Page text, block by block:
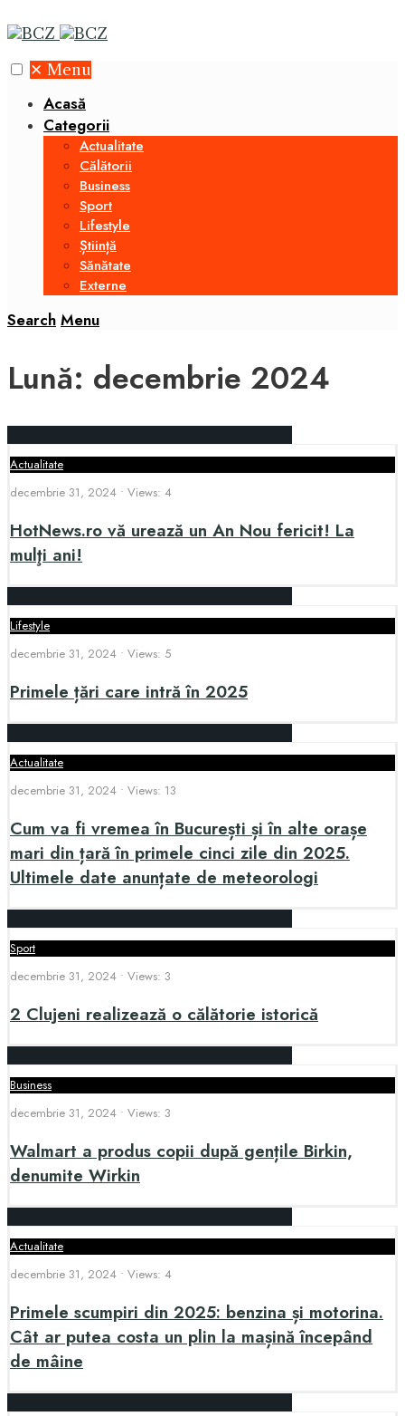
✕ Menu
Acasă
Categorii
Actualitate
Călătorii
Business
Sport
Lifestyle
Știință
Sănătate
Externe
Search Menu
Lună: decembrie 2024
Actualitate
decembrie 31, 2024 • Views: 4
HotNews.ro vă urează un An Nou fericit! La
mulţi ani!
Lifestyle
decembrie 31, 2024 • Views: 5
Primele țări care intră în 2025
Actualitate
decembrie 31, 2024 • Views: 13
Cum va fi vremea în București și în alte orașe
mari din țară în primele cinci zile din 2025.
Ultimele date anunțate de meteorologi
Sport
decembrie 31, 2024 • Views: 3
2 Clujeni realizează o călătorie istorică
Business
decembrie 31, 2024 • Views: 3
Walmart a produs copii după gențile Birkin,
denumite Wirkin
Actualitate
decembrie 31, 2024 • Views: 4
Primele scumpiri din 2025: benzina și motorina.
Cât ar putea costa un plin la mașină începând
de mâine